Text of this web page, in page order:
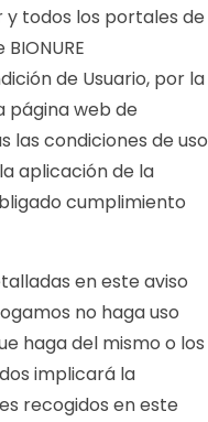
todos los portales de
de Usuario, por la
página web de
las condiciones de uso
aplicación de la
cumplimiento
en este aviso
no haga uso
haga del mismo o los
implicará la
recogidos en este